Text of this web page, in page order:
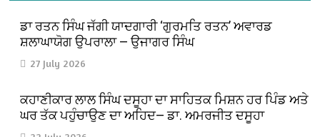
ਡਾ ਰਤਨ ਸਿੰਘ ਜੱਗੀ ਯਾਦਗਾਰੀ ‘ਗੁਰਮਤਿ ਰਤਨ’ ਅਵਾਰਡ
ਸ਼ਲਾਘਾਯੋਗ ਉਪਰਾਲਾ — ਉਜਾਗਰ ਸਿੰਘ
27 July 2026
ਕਹਾਣੀਕਾਰ ਲਾਲ ਸਿੰਘ ਦਸੂਹਾ ਦਾ ਸਾਹਿਤਕ ਮਿਸ਼ਨ ਹਰ ਪਿੰਡ ਅਤੇ
ਘਰ ਤੱਕ ਪਹੁੰਚਾਉਣ ਦਾ ਅਹਿਦ— ਡਾ. ਅਮਰਜੀਤ ਦਸੂਹਾ